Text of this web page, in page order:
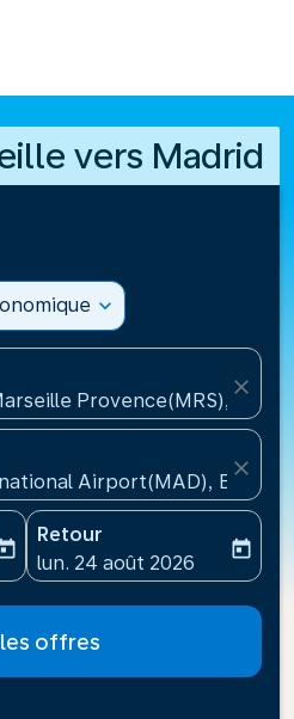
vers Madrid
expand_more
Provence(MRS),
close
Airport(MAD),
close
date-aria-label
Retour
fc-booking-return-date-
lun. 24 août 2026
today
offres